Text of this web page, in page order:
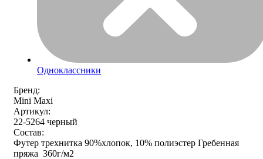
Одноклассники
Бренд:
Mini Maxi
Артикул:
22-5264 черный
Состав:
Футер трехнитка 90%хлопок, 10% полиэстер Гребенная
пряжа 360г/м2